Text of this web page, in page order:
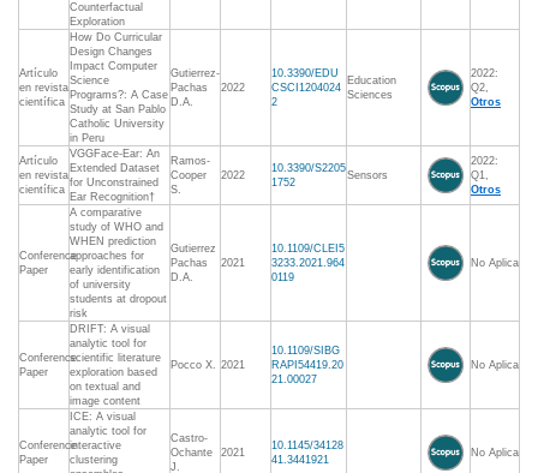
Counterfactual
Exploration
Artículo
en revista
científica
How Do Curricular
Design Changes
Impact Computer
Science
Programs?: A Case
Study at San Pablo
Catholic University
in Peru
Gutierrez-
Pachas
D.A.
2022
10.3390/EDU
CSCI1204024
2
Education
Sciences
2022:
Q2,
Otros
Artículo
en revista
científica
VGGFace-Ear: An
Extended Dataset
for Unconstrained
Ear Recognition†
Ramos-
Cooper
S.
2022
10.3390/S2205
1752
Sensors
2022:
Q1,
Otros
Conference
Paper
A comparative
study of WHO and
WHEN prediction
approaches for
early identification
of university
students at dropout
risk
Gutierrez
Pachas
D.A.
2021
10.1109/CLEI5
3233.2021.964
0119
No Aplica
Conference
Paper
DRIFT: A visual
analytic tool for
scientific literature
exploration based
on textual and
image content
Pocco X. 2021
10.1109/SIBG
RAPI54419.20
21.00027
No Aplica
Conference
Paper
ICE: A visual
analytic tool for
interactive
clustering
Castro-
Ochante
J.
2021
10.1145/34128
41.3441921
No Aplica